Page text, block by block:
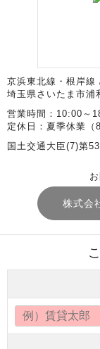
京浜東北線・根岸線
埼玉県さいたま市浦
営業時間：10:00～
定休日：夏季休業（
国土交通大臣(7)第
株式会